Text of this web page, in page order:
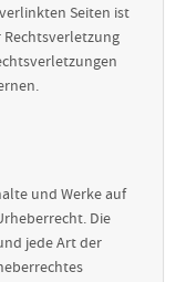
Seiten ist
und Werke auf
Die
jede Art der